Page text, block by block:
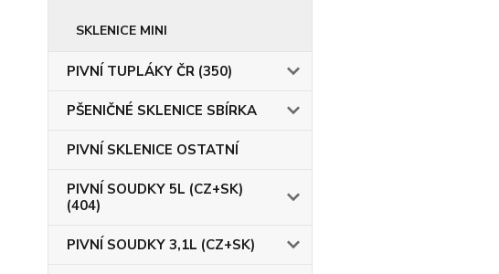
SKLENICE MINI
PIVNÍ TUPLÁKY ČR (350)
PŠENIČNÉ SKLENICE SBÍRKA
PIVNÍ SKLENICE OSTATNÍ
PIVNÍ SOUDKY 5L (CZ+SK)
(404)
PIVNÍ SOUDKY 3,1L (CZ+SK)